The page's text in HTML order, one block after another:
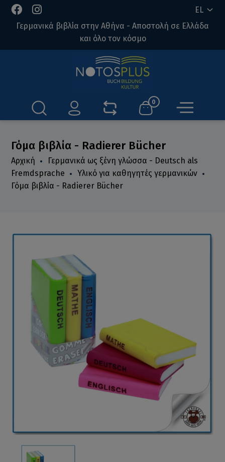
EL
Γερμανικά βιβλία στην Αθήνα - Αποστολή σε Ελλάδα
και όλο τον κόσμο
0
Γόμα βιβλία - Radierer Bücher
Αρχική
Γερμανικά ως ξένη γλώσσα - Deutsch als
Fremdsprache
Υλικό για καθηγητές γερμανικών
Γόμα βιβλία - Radierer Bücher